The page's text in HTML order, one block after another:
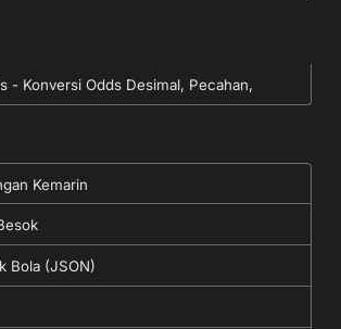
- Konversi Odds Desimal, Pecahan,
Kemarin
Bola (JSON)